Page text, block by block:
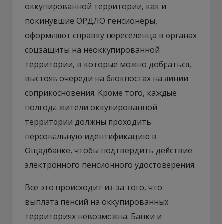
оккупированной территории, как и
покинувшие ОРДЛО пенсионеры,
оформляют справку переселенца в органах
соцзащиты на неоккупированной
территории, в которые можно добраться,
выстояв очереди на блокпостах на линии
соприкосновения. Кроме того, каждые
полгода жители оккупированной
территории должны проходить
персональную идентификацию в
Ощадбанке, чтобы подтвердить действие
электронного пенсионного удостоверения.
Все это происходит из-за того, что
выплата пенсий на оккупированных
территориях невозможна. Банки и